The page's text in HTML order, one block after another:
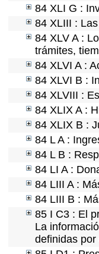
84 XLI G :
84 XLIII :
84 XLV A :
trámites,
84 XLVI A :
84 XLVI B :
84 XLVIII :
84 XLIX A :
84 XLIX B :
84 L A :
84 L B :
84 LI A :
84 LIII A :
84 LIII B :
85 I C3 : El
La
definidas